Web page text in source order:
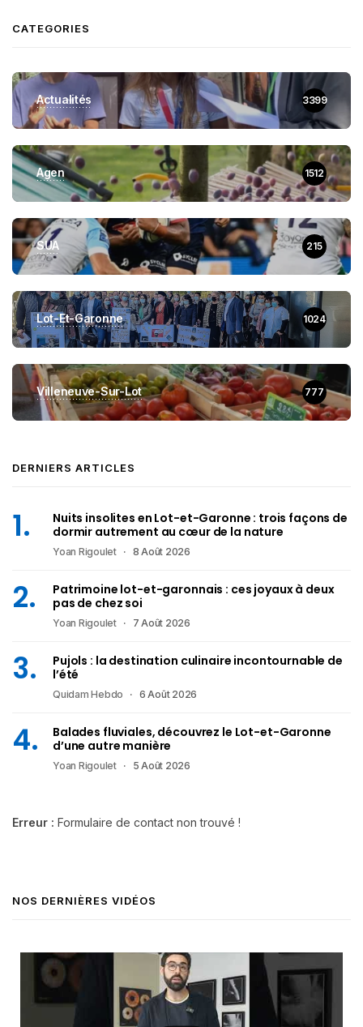
CATEGORIES
Actualités 3399
Agen 1512
SUA 215
Lot-Et-Garonne 1024
Villeneuve-Sur-Lot 777
DERNIERS ARTICLES
Nuits insolites en Lot-et-Garonne : trois façons de
dormir autrement au cœur de la nature
Yoan Rigoulet 8 Août 2026
Patrimoine lot-et-garonnais : ces joyaux à deux
pas de chez soi
Yoan Rigoulet 7 Août 2026
Pujols : la destination culinaire incontournable de
l’été
Quidam Hebdo 6 Août 2026
Balades fluviales, découvrez le Lot-et-Garonne
d’une autre manière
Yoan Rigoulet 5 Août 2026
Erreur : Formulaire de contact non trouvé !
NOS DERNIÈRES VIDÉOS